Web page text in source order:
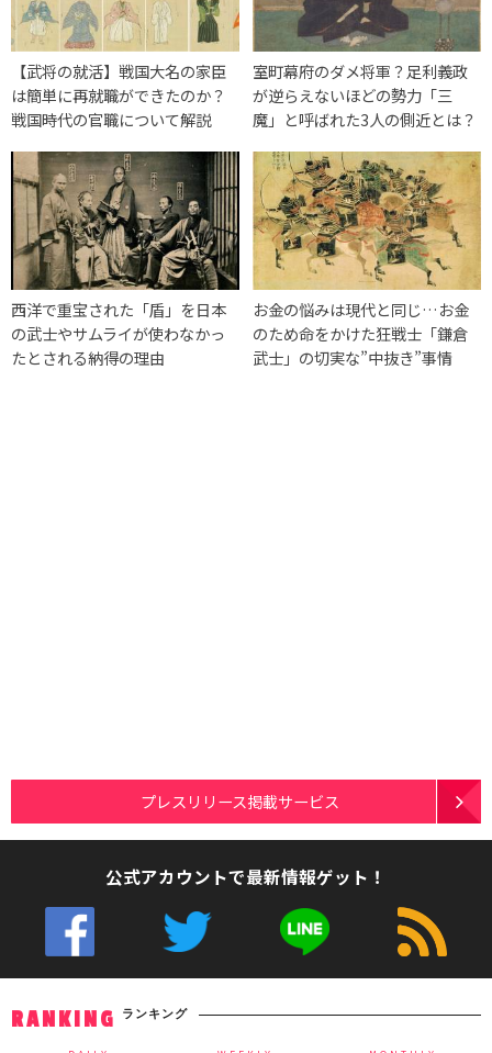
【武将の就活】戦国大名の家臣
は簡単に再就職ができたのか？
戦国時代の官職について解説
室町幕府のダメ将軍？足利義政
が逆らえないほどの勢力「三
魔」と呼ばれた3人の側近とは？
西洋で重宝された「盾」を日本
の武士やサムライが使わなかっ
たとされる納得の理由
お金の悩みは現代と同じ…お金
のため命をかけた狂戦士「鎌倉
武士」の切実な”中抜き”事情
プレスリリース掲載サービス
公式アカウントで最新情報ゲット！
RANKING ランキング